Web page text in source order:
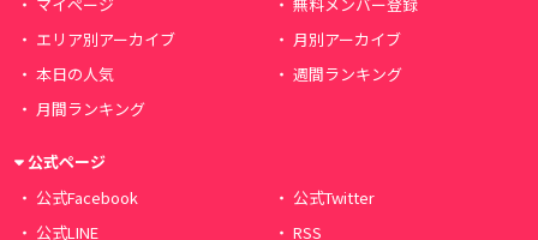
エリア別アーカイブ
月別アーカイブ
本日の人気
週間ランキング
月間ランキング
公式ページ
公式Facebook
公式Twitter
公式LINE
RSS